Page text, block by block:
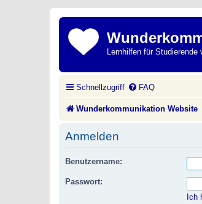
Lernhilfen für
Schnellzugriff FAQ
Wunderkommunikation Website
Anmelden
Benutzername:
Passwort:
Ich